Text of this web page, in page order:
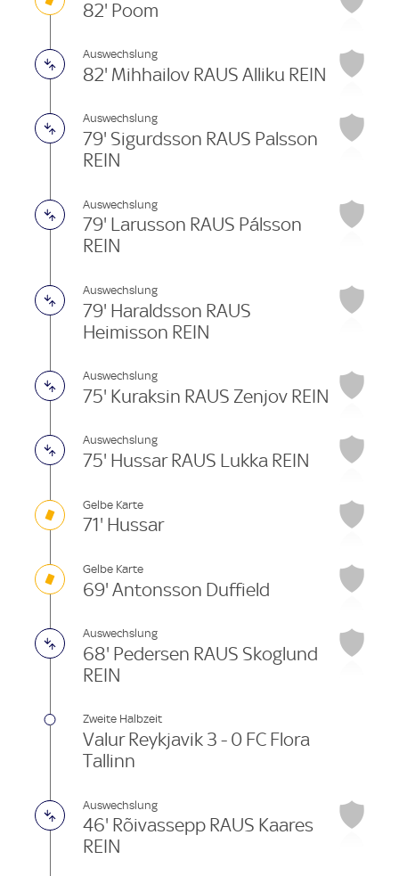
82' Poom
Auswechslung
82' Mihhailov RAUS Alliku REIN
Auswechslung
79' Sigurdsson RAUS Palsson
REIN
Auswechslung
79' Larusson RAUS Pálsson
REIN
Auswechslung
79' Haraldsson RAUS
Heimisson REIN
Auswechslung
75' Kuraksin RAUS Zenjov REIN
Auswechslung
75' Hussar RAUS Lukka REIN
Gelbe Karte
71' Hussar
Gelbe Karte
69' Antonsson Duffield
Auswechslung
68' Pedersen RAUS Skoglund
REIN
Zweite Halbzeit
Valur Reykjavik 3 - 0 FC Flora
Tallinn
Auswechslung
46' Rõivassepp RAUS Kaares
REIN